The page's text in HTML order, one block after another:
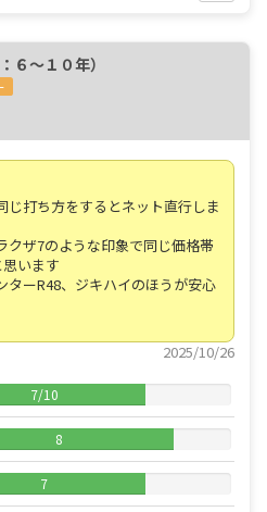
６～１０年）
じ打ち方をするとネット直行しま
クザ7のような印象で同じ価格帯
います
ターR48、ジキハイのほうが安心
2025/10/26
7/10
8
7